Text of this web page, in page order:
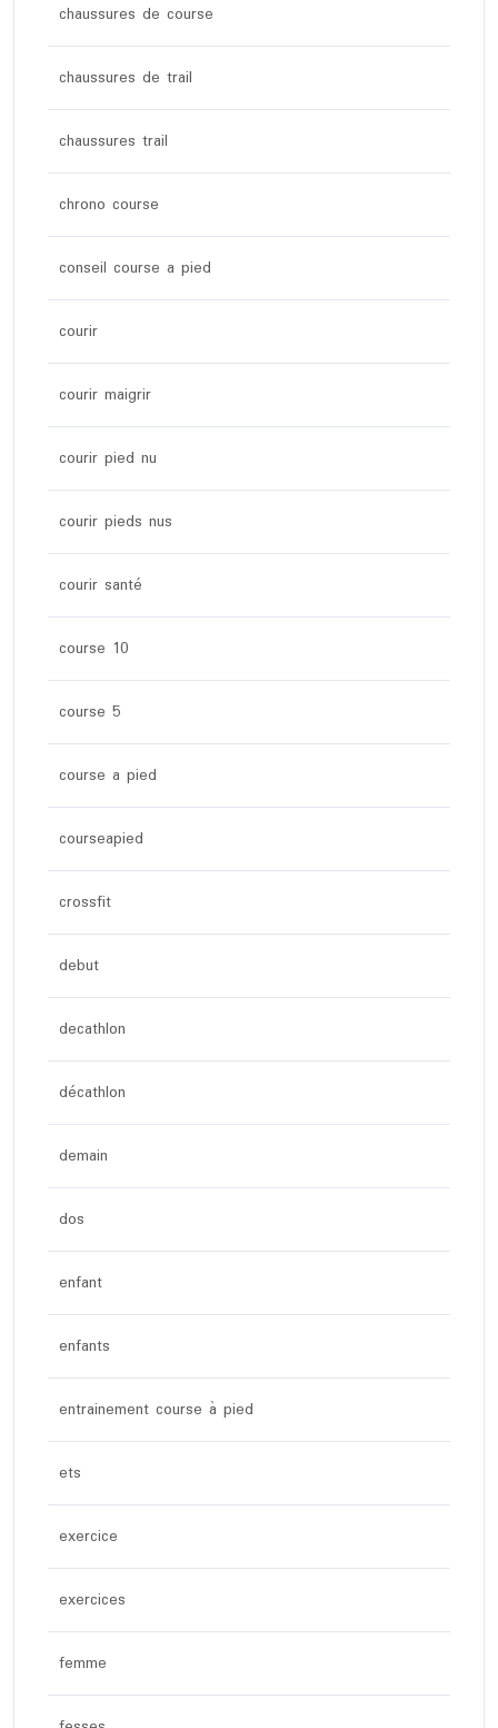
chaussures de course
chaussures de trail
chaussures trail
chrono course
conseil course a pied
courir
courir maigrir
courir pied nu
courir pieds nus
courir santé
course 10
course 5
course a pied
courseapied
crossfit
debut
decathlon
décathlon
demain
dos
enfant
enfants
entrainement course à pied
ets
exercice
exercices
femme